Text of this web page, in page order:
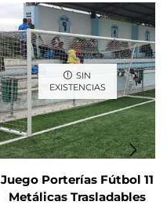
SIN
EXISTENCIAS
Juego Porterías Fútbol 11
Metálicas Trasladables